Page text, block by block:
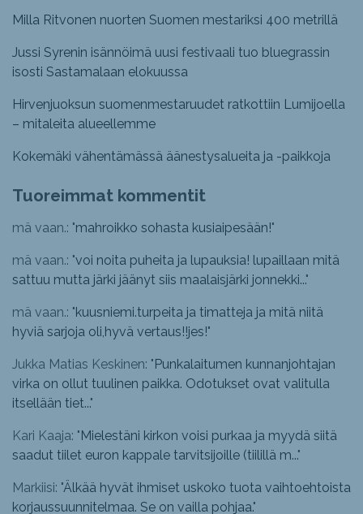
Milla Ritvonen nuorten Suomen mestariksi 400 metrillä
Jussi Syrenin isännöimä uusi festivaali tuo bluegrassin
isosti Sastamalaan elokuussa
Hirvenjuoksun suomenmestaruudet ratkottiin Lumijoella
– mitaleita alueellemme
Kokemäki vähentämässä äänestysalueita ja -paikkoja
Tuoreimmat kommentit
mä vaan.: "mahroikko sohasta kusiaipesään!"
mä vaan.: "voi noita puheita ja lupauksia! lupaillaan mitä
sattuu mutta järki jäänyt siis maalaisjärki jonnekki..."
mä vaan.: "kuusniemi.turpeita ja timatteja ja mitä niitä
hyviä sarjoja oli,hyvä vertaus!!jes!"
Jukka Matias Keskinen: "Punkalaitumen kunnanjohtajan
virka on ollut tuulinen paikka. Odotukset ovat valitulla
itsellään tiet..."
Kari Kaaja: "Mielestäni kirkon voisi purkaa ja myydä siitä
saadut tiilet euron kappale tarvitsijoille (tiilillä m..."
Markiisi: "Älkää hyvät ihmiset uskoko tuota vaihtoehtoista
korjaussuunnitelmaa. Se on vailla pohjaa."